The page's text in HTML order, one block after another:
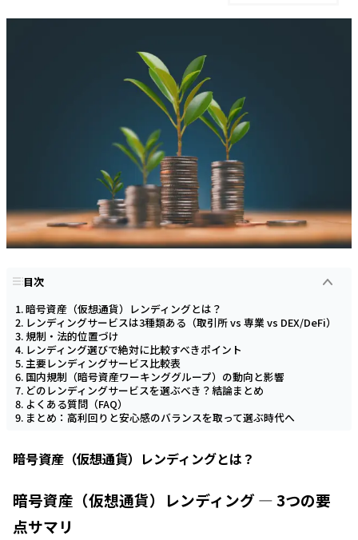
目次
暗号資産（仮想通貨）レンディングとは？
レンディングサービスは3種類ある（取引所 vs 専業 vs DEX/DeFi）
規制・法的位置づけ
レンディング選びで絶対に比較すべきポイント
主要レンディングサービス比較表
国内規制（暗号資産ワーキンググループ）の動向と影響
どのレンディングサービスを選ぶべき？結論まとめ
よくある質問（FAQ）
まとめ：高利回りと安心感のバランスを取って選ぶ時代へ
暗号資産（仮想通貨）レンディングとは？
暗号資産（仮想通貨）レンディング ― 3つの要
点サマリ